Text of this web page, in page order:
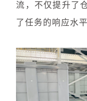
流，不仅提升了
了任务的响应水平